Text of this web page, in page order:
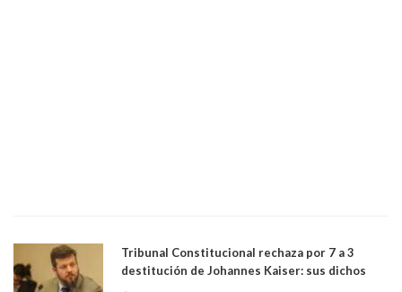
Tribunal Constitucional rechaza por 7 a 3
destitución de Johannes Kaiser: sus dichos